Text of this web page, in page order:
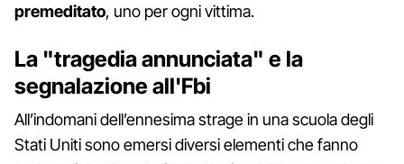
premeditato, uno per ogni vittima.
La "tragedia annunciata" e la
segnalazione all'Fbi
All’indomani dell’ennesima strage in una scuola degli
Stati Uniti sono emersi diversi elementi che fanno